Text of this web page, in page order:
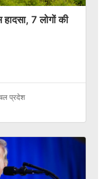
7 लोगों की
प्रदेश